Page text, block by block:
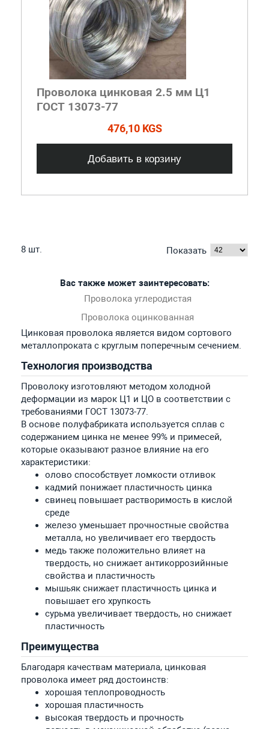
Проволока цинковая 2.5 мм Ц1
ГОСТ 13073-77
476,10 KGS
Добавить в корзину
8 шт. Показать
Вас также может заинтересовать:
Проволока углеродистая
Проволока оцинкованная
Цинковая проволока является видом сортового
металлопроката с круглым поперечным сечением.
Технология производства
Проволоку изготовляют методом холодной
деформации из марок Ц1 и ЦО в соответствии с
требованиями ГОСТ 13073-77.
В основе полуфабриката используется сплав с
содержанием цинка не менее 99% и примесей,
которые оказывают разное влияние на его
характеристики:
олово способствует ломкости отливок
кадмий понижает пластичность цинка
свинец повышает растворимость в кислой
среде
железо уменьшает прочностные свойства
металла, но увеличивает его твердость
медь также положительно влияет на
твердость, но снижает антикоррозийнные
свойства и пластичность
мышьяк снижает пластичность цинка и
повышает его хрупкость
сурьма увеличивает твердость, но снижает
пластичность
Преимущества
Благодаря качествам материала, цинковая
проволока имеет ряд достоинств:
хорошая теплопроводность
хорошая пластичность
высокая твердость и прочность